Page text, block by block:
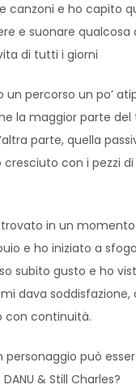
canzoni e ho capito
e suonare qualcosa
di tutti i giorni
un percorso un po’
la maggior parte del
parte, quella
con i pezzi di
in un momento
e ho iniziato a
subito gusto e ho
dava soddisfazione,
con continuità.
può esserci
& Still Charles?